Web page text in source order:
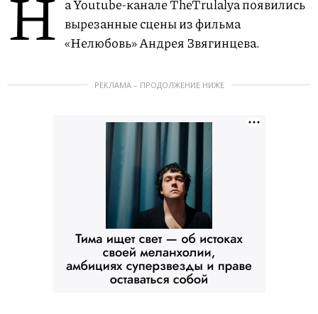
а Youtube-канале TheTrulalya появились
вырезанные сцены из фильма
«Нелюбовь» Андрея Звягинцева.
РЕКЛАМА – ПРОДОЛЖЕНИЕ НИЖЕ